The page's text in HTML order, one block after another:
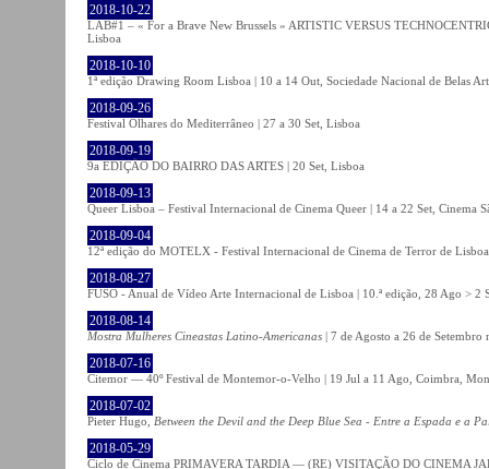
2018-10-22
LAB#1 – « For a Brave New Brussels » ARTISTIC VERSUS
Lisboa
2018-10-10
1ª edição Drawing Room Lisboa | 10 a 14 Out, Sociedade Nacional de Belas
2018-09-26
Festival Olhares do Mediterrâneo | 27 a 30 Set, Lisboa
2018-09-19
9a EDIÇÃO DO BAIRRO DAS ARTES | 20 Set, Lisboa
2018-09-13
Queer Lisboa – Festival Internacional de Cinema Queer | 14 a 22 Set, Cinema
2018-09-04
12ª edição do MOTELX - Festival Internacional de Cinema de Terror de
2018-08-27
FUSO - Anual de Vídeo Arte Internacional de Lisboa | 10.ª edição, 28 Ago > 2
2018-08-14
Mostra Mulheres Cineastas Latino-Americanas | 7 de Agosto a 26 de Setembro
2018-07-16
Citemor — 40º Festival de Montemor-o-Velho | 19 Jul a 11 Ago, Coimbra,
2018-07-02
Pieter Hugo, Between the Devil and the Deep Blue Sea - Entre a Espada e a
2018-05-29
Ciclo de Cinema PRIMAVERA TARDIA — (RE) VISITAÇÃO DO CINEMA